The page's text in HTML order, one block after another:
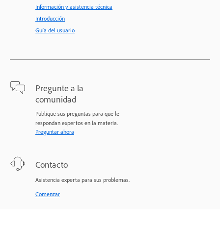
Información y asistencia técnica
Introducción
Guía del usuario
Pregunte a la
comunidad
Publique sus preguntas para que le
respondan expertos en la materia.
Preguntar ahora
Contacto
Asistencia experta para sus problemas.
Comenzar